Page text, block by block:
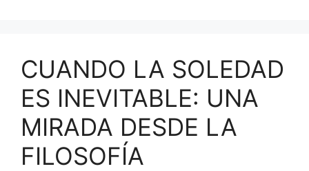
CUANDO LA SOLEDAD
ES INEVITABLE: UNA
MIRADA DESDE LA
FILOSOFÍA